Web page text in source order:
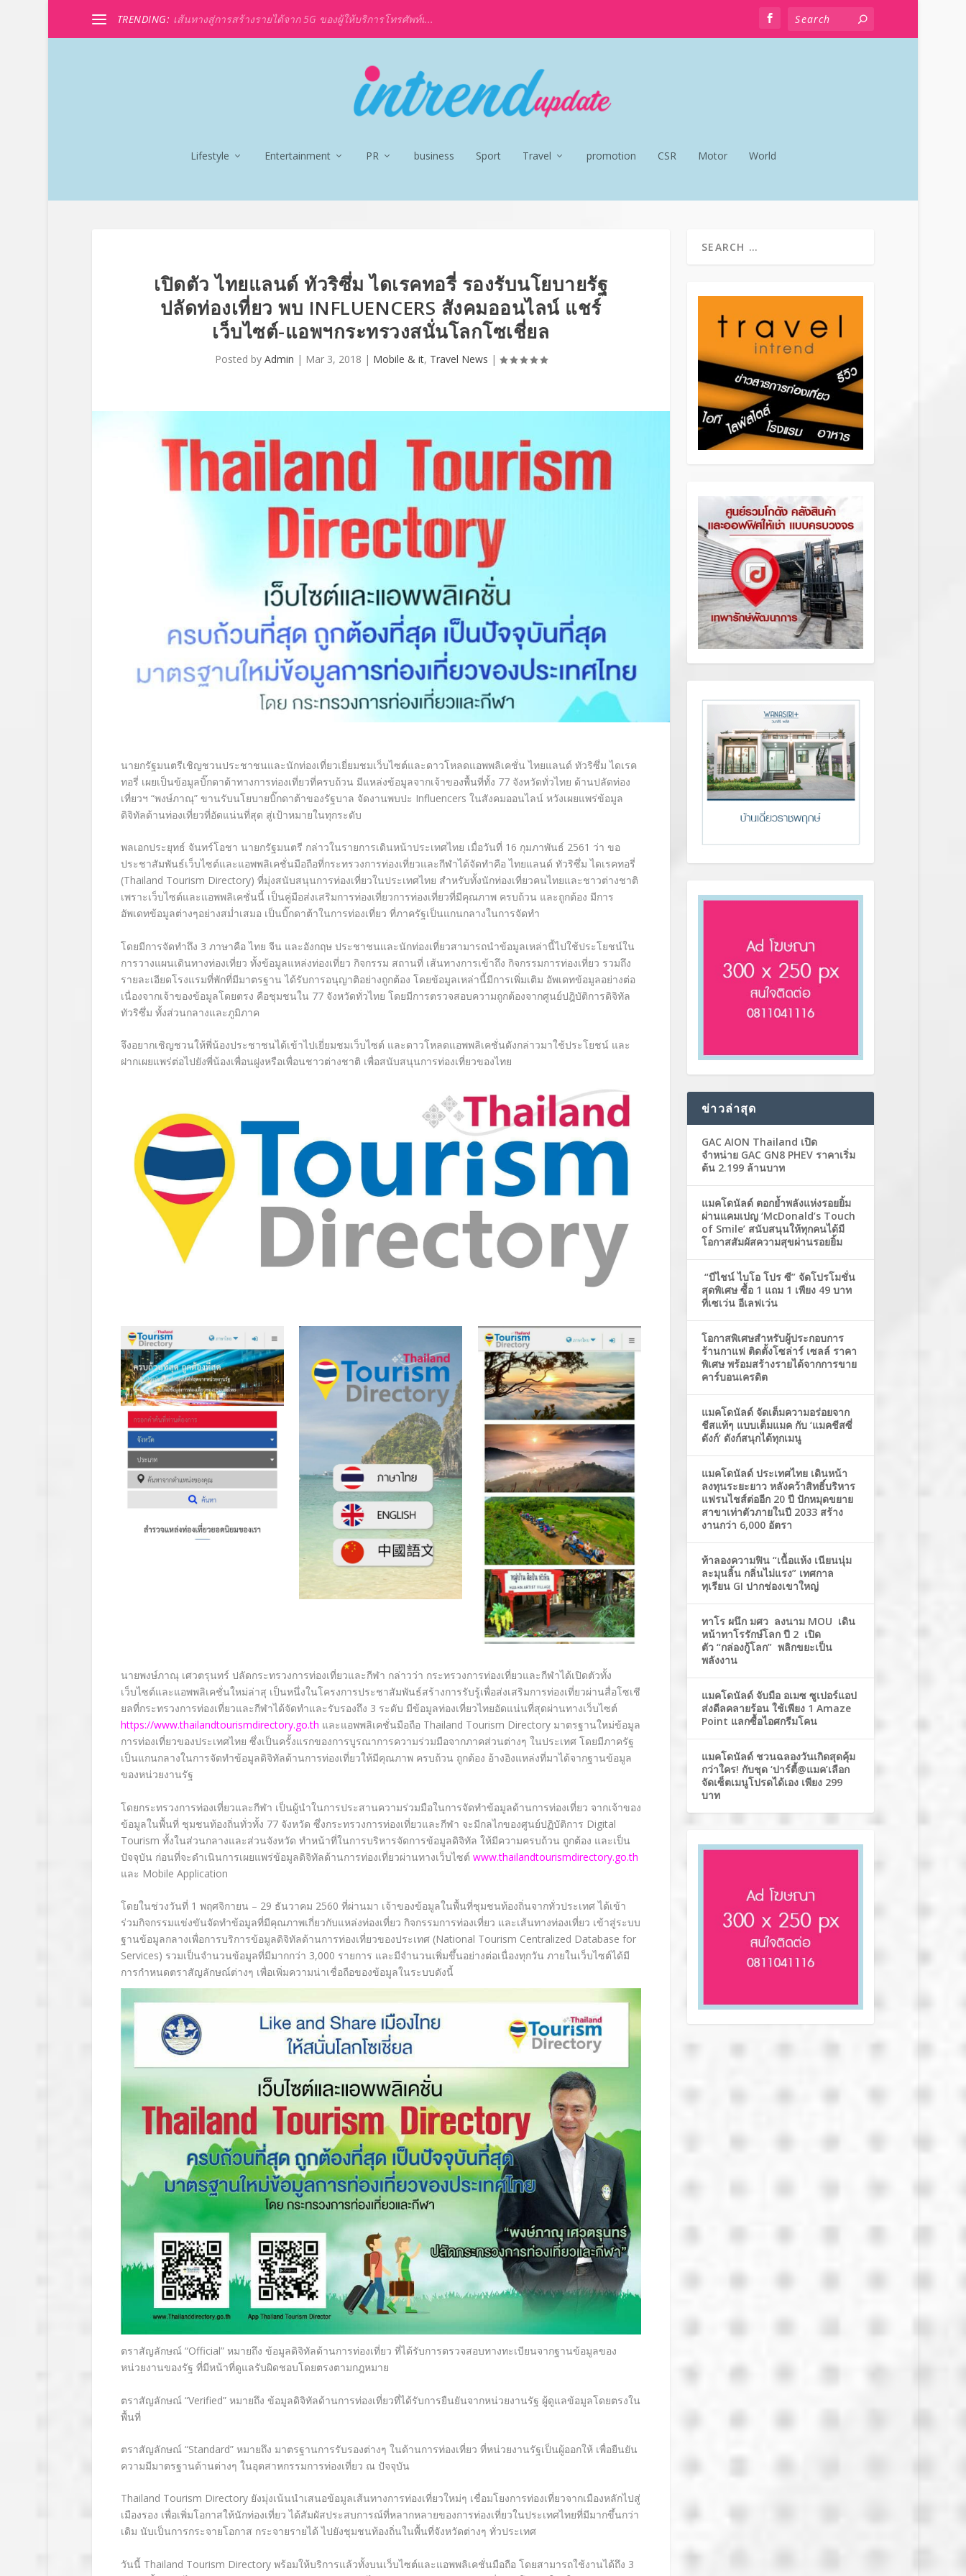
TRENDING: เส้นทางสู่การสร้างรายได้จาก 5G ของผู้ให้บริการโทรศัพท์เ...
Lifestyle Entertainment PR business Sport Travel promotion CSR Motor World
เปิดตัว ไทยแลนด์ ทัวริซึ่ม ไดเรคทอรี่ รองรับนโยบายรัฐ
ปลัดท่องเที่ยว พบ INFLUENCERS สังคมออนไลน์ แชร์
เว็บไซต์-แอพฯกระทรวงสนั่นโลกโซเชี่ยล
Posted by Admin | Mar 3, 2018 | Mobile & it, Travel News |
นายกรัฐมนตรีเชิญชวนประชาชนและนักท่องเที่ยวเยี่ยมชมเว็บไซต์และดาวโหลดแอพพลิเคชั่น ไทยแลนด์ ทัวริซึ่ม ไดเรค
ทอรี่ เผยเป็นข้อมูลบิ๊กดาต้าทางการท่องเที่ยวที่ครบถ้วน มีแหล่งข้อมูลจากเจ้าของพื้นที่ทั้ง 77 จังหวัดทั่วไทย ด้านปลัดท่อง
เที่ยวฯ “พงษ์ภาณุ” ขานรับนโยบายบิ๊กดาต้าของรัฐบาล จัดงานพบปะ Influencers ในสังคมออนไลน์ หวังเผยแพร่ข้อมูล
ดิจิทัลด้านท่องเที่ยวที่อัดแน่นที่สุด สู่เป้าหมายในทุกระดับ
พลเอกประยุทธ์ จันทร์โอชา นายกรัฐมนตรี กล่าวในรายการเดินหน้าประเทศไทย เมื่อวันที่ 16 กุมภาพันธ์ 2561 ว่า ขอ
ประชาสัมพันธ์เว็บไซต์และแอพพลิเคชั่นมือถือที่กระทรวงการท่องเที่ยวและกีฬาได้จัดทำคือ ไทยแลนด์ ทัวริซึ่ม ไดเรคทอรี่
(Thailand Tourism Directory) ที่มุ่งสนับสนุนการท่องเที่ยวในประเทศไทย สำหรับทั้งนักท่องเที่ยวคนไทยและชาวต่างชาติ
เพราะเว็บไซต์และแอพพลิเคชั่นนี้ เป็นคู่มือส่งเสริมการท่องเที่ยวการท่องเที่ยวที่มีคุณภาพ ครบถ้วน และถูกต้อง มีการ
อัพเดทข้อมูลต่างๆอย่างสม่ำเสมอ เป็นบิ๊กดาต้าในการท่องเที่ยว ที่ภาครัฐเป็นแกนกลางในการจัดทำ
โดยมีการจัดทำถึง 3 ภาษาคือ ไทย จีน และอังกฤษ ประชาชนและนักท่องเที่ยวสามารถนำข้อมูลเหล่านี้ไปใช้ประโยชน์ใน
การวางแผนเดินทางท่องเที่ยว ทั้งข้อมูลแหล่งท่องเที่ยว กิจกรรม สถานที่ เส้นทางการเข้าถึง กิจกรรมการท่องเที่ยว รวมถึง
รายละเอียดโรงแรมที่พักที่มีมาตรฐาน ได้รับการอนุญาติอย่างถูกต้อง โดยข้อมูลเหล่านี้มีการเพิ่มเติม อัพเดทข้อมูลอย่างต่อ
เนื่องจากเจ้าของข้อมูลโดยตรง คือชุมชนใน 77 จังหวัดทั่วไทย โดยมีการตรวจสอบความถูกต้องจากศูนย์ปฎิบัติการดิจิทัล
ทัวริซึ่ม ทั้งส่วนกลางและภูมิภาค
จึงอยากเชิญชวนให้พี่น้องประชาชนได้เข้าไปเยี่ยมชมเว็บไซต์ และดาวโหลดแอพพลิเคชั่นดังกล่าวมาใช้ประโยชน์ และ
ฝากเผยแพร่ต่อไปยังพี่น้องเพื่อนฝูงหรือเพื่อนชาวต่างชาติ เพื่อสนับสนุนการท่องเที่ยวของไทย
นายพงษ์ภาณุ เศวตรุนทร์ ปลัดกระทรวงการท่องเที่ยวและกีฬา กล่าวว่า กระทรวงการท่องเที่ยวและกีฬาได้เปิดตัวทั้ง
เว็บไซต์และแอพพลิเคชั่นใหม่ล่าสุ เป็นหนึ่งในโครงการประชาสัมพันธ์สร้างการรับรู้เพื่อส่งเสริมการท่องเที่ยวผ่านสื่อโซเชี
ยลที่กระทรวงการท่องเที่ยวและกีฬาได้จัดทำและรับรองถึง 3 ระดับ มีข้อมูลท่องเที่ยวไทยอัดแน่นที่สุดผ่านทางเว็บไซต์
https://www.thailandtourismdirectory.go.th และแอพพลิเคชั่นมือถือ Thailand Tourism Directory มาตรฐานใหม่ข้อมูล
การท่องเที่ยวของประเทศไทย ซึ่งเป็นครั้งแรกของการบูรณาการความร่วมมือจากภาคส่วนต่างๆ ในประเทศ โดยมีภาครัฐ
เป็นแกนกลางในการจัดทำข้อมูลดิจิทัลด้านการท่องเที่ยวให้มีคุณภาพ ครบถ้วน ถูกต้อง อ้างอิงแหล่งที่มาได้จากฐานข้อมูล
ของหน่วยงานรัฐ
โดยกระทรวงการท่องเที่ยวและกีฬา เป็นผู้นำในการประสานความร่วมมือในการจัดทำข้อมูลด้านการท่องเที่ยว จากเจ้าของ
ข้อมูลในพื้นที่ ชุมชนท้องถิ่นทั่วทั้ง 77 จังหวัด ซึ่งกระทรวงการท่องเที่ยวและกีฬา จะมีกลไกของศูนย์ปฏิบัติการ Digital
Tourism ทั้งในส่วนกลางและส่วนจังหวัด ทำหน้าที่ในการบริหารจัดการข้อมูลดิจิทัล ให้มีความครบถ้วน ถูกต้อง และเป็น
ปัจจุบัน ก่อนที่จะดำเนินการเผยแพร่ข้อมูลดิจิทัลด้านการท่องเที่ยวผ่านทางเว็บไซต์ www.thailandtourismdirectory.go.th
และ Mobile Application
โดยในช่วงวันที่ 1 พฤศจิกายน – 29 ธันวาคม 2560 ที่ผ่านมา เจ้าของข้อมูลในพื้นที่ชุมชนท้องถิ่นจากทั่วประเทศ ได้เข้า
ร่วมกิจกรรมแข่งขันจัดทำข้อมูลที่มีคุณภาพเกี่ยวกับแหล่งท่องเที่ยว กิจกรรมการท่องเที่ยว และเส้นทางท่องเที่ยว เข้าสู่ระบบ
ฐานข้อมูลกลางเพื่อการบริการข้อมูลดิจิทัลด้านการท่องเที่ยวของประเทศ (National Tourism Centralized Database for
Services) รวมเป็นจำนวนข้อมูลที่มีมากกว่า 3,000 รายการ และมีจำนวนเพิ่มขึ้นอย่างต่อเนื่องทุกวัน ภายในเว็บไซต์ได้มี
การกำหนดตราสัญลักษณ์ต่างๆ เพื่อเพิ่มความน่าเชื่อถือของข้อมูลในระบบดังนี้
ตราสัญลักษณ์ “Official” หมายถึง ข้อมูลดิจิทัลด้านการท่องเที่ยว ที่ได้รับการตรวจสอบทางทะเบียนจากฐานข้อมูลของ
หน่วยงานของรัฐ ที่มีหน้าที่ดูแลรับผิดชอบโดยตรงตามกฎหมาย
ตราสัญลักษณ์ “Verified” หมายถึง ข้อมูลดิจิทัลด้านการท่องเที่ยวที่ได้รับการยืนยันจากหน่วยงานรัฐ ผู้ดูแลข้อมูลโดยตรงใน
พื้นที่
ตราสัญลักษณ์ “Standard” หมายถึง มาตรฐานการรับรองต่างๆ ในด้านการท่องเที่ยว ที่หน่วยงานรัฐเป็นผู้ออกให้ เพื่อยืนยัน
ความมีมาตรฐานด้านต่างๆ ในอุตสาหกรรมการท่องเที่ยว ณ ปัจจุบัน
Thailand Tourism Directory ยังมุ่งเน้นนำเสนอข้อมูลเส้นทางการท่องเที่ยวใหม่ๆ เชื่อมโยงการท่องเที่ยวจากเมืองหลักไปสู่
เมืองรอง เพื่อเพิ่มโอกาสให้นักท่องเที่ยว ได้สัมผัสประสบการณ์ที่หลากหลายของการท่องเที่ยวในประเทศไทยที่มีมากขึ้นกว่า
เดิม นับเป็นการกระจายโอกาส กระจายรายได้ ไปยังชุมชนท้องถิ่นในพื้นที่จังหวัดต่างๆ ทั่วประเทศ
วันนี้ Thailand Tourism Directory พร้อมให้บริการแล้วทั้งบนเว็บไซต์และแอพพลิเคชั่นมือถือ โดยสามารถใช้งานได้ถึง 3
ข่าวล่าสุด
GAC AION Thailand เปิด
จำหน่าย GAC GN8 PHEV ราคาเริ่ม
ต้น 2.199 ล้านบาท
แมคโดนัลด์ ตอกย้ำพลังแห่งรอยยิ้ม
ผ่านแคมเปญ ‘McDonald’s Touch
of Smile’ สนับสนุนให้ทุกคนได้มี
โอกาสสัมผัสความสุขผ่านรอยยิ้ม
“บีไชน์ ไบโอ โปร ซี” จัดโปรโมชั่น
สุดพิเศษ ซื้อ 1 แถม 1 เพียง 49 บาท
ที่เซเว่น อีเลฟเว่น
โอกาสพิเศษสำหรับผู้ประกอบการ
ร้านกาแฟ ติดตั้งโซล่าร์ เซลล์ ราคา
พิเศษ พร้อมสร้างรายได้จากการขาย
คาร์บอนเครดิต
แมคโดนัลด์ จัดเต็มความอร่อยจาก
ชีสแท้ๆ แบบเต็มแมค กับ ‘แมคชีสซี่
ดังก์’ ดังก์สนุกได้ทุกเมนู
แมคโดนัลด์ ประเทศไทย เดินหน้า
ลงทุนระยะยาว หลังคว้าสิทธิ์บริหาร
แฟรนไชส์ต่ออีก 20 ปี ปักหมุดขยาย
สาขาเท่าตัวภายในปี 2033 สร้าง
งานกว่า 6,000 อัตรา
ท้าลองความฟิน “เนื้อแห้ง เนียนนุ่ม
ละมุนลิ้น กลิ่นไม่แรง” เทศกาล
ทุเรียน GI ปากช่องเขาใหญ่
ทาโร ผนึก มศว ลงนาม MOU เดิน
หน้าทาโรรักษ์โลก ปี 2 เปิด
ตัว “กล่องกู้โลก” พลิกขยะเป็น
พลังงาน
แมคโดนัลด์ จับมือ อเมซ ซูเปอร์แอป
ส่งดีลคลายร้อน ใช้เพียง 1 Amaze
Point แลกซื้อไอศกรีมโคน
แมคโดนัลด์ ชวนฉลองวันเกิดสุดคุ้ม
กว่าใคร! กับชุด ‘ปาร์ตี้@แมค’เลือก
จัดเซ็ตเมนูโปรดได้เอง เพียง 299
บาท